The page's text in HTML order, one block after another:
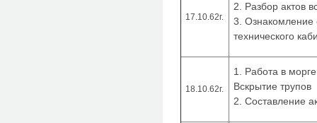
17.10.62г.
2. Разбор актов
3. Ознакомление
технического
18.10.62г.
1. Работа в морге
Вскрытие трупов
2. Составление